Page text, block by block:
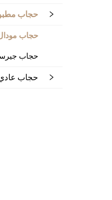
حجاب
حجاب
حجاب
حجاب